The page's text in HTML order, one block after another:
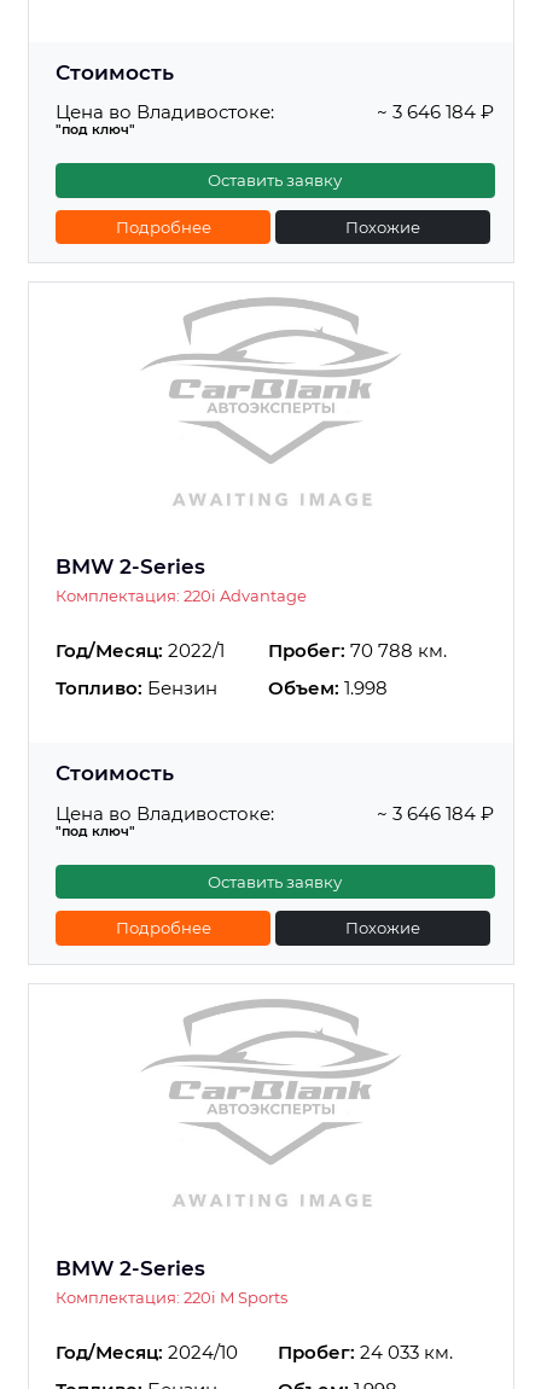
Стоимость
Цена во Владивостоке:
"под ключ"
~ 3 646 184 ₽
Оставить заявку
Подробнее Похожие
BMW 2-Series
Комплектация: 220i Advantage
Год/Месяц: 2022/1 Пробег: 70 788 км.
Топливо: Бензин Объем: 1.998
Стоимость
Цена во Владивостоке:
"под ключ"
~ 3 646 184 ₽
Оставить заявку
Подробнее Похожие
BMW 2-Series
Комплектация: 220i M Sports
Год/Месяц: 2024/10 Пробег: 24 033 км.